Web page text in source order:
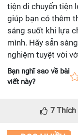
tiện di chuyển tiện
giúp bạn có thêm
sáng suốt khi lựa
mình. Hãy sẵn
nghiệm tuyệt vời
Bạn nghĩ sao về bài
viết này?
7 Thích